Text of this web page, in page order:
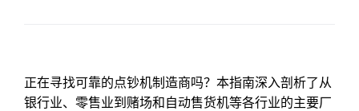
正在寻找可靠的点钞机制造商吗？本指南深入剖析了从
银行业、零售业到赌场和自动售货机等各行业的主要厂